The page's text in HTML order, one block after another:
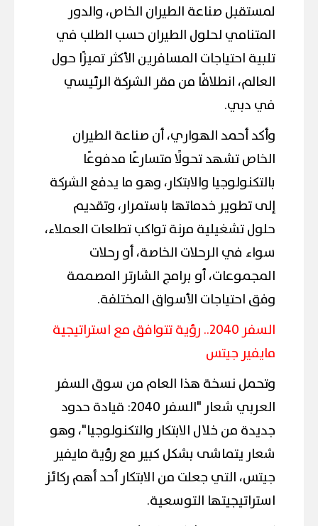
لمستقبل صناعة الطيران الخاص، والدور
المتنامي لحلول الطيران حسب الطلب في
تلبية احتياجات المسافرين الأكثر تميزًا حول
العالم، انطلاقًا من مقر الشركة الرئيسي
في دبي.
وأكد أحمد الهواري، أن صناعة الطيران
الخاص تشهد تحولًا متسارعًا مدفوعًا
بالتكنولوجيا والابتكار، وهو ما يدفع الشركة
إلى تطوير خدماتها باستمرار، وتقديم
حلول تشغيلية مرنة تواكب تطلعات العملاء،
سواء في الرحلات الخاصة، أو رحلات
المجموعات، أو برامج الشارتر المصممة
وفق احتياجات الأسواق المختلفة.
السفر 2040.. رؤية تتوافق مع استراتيجية
مايفير جيتس
وتحمل نسخة هذا العام من سوق السفر
العربي شعار "السفر 2040: قيادة حدود
جديدة من خلال الابتكار والتكنولوجيا"، وهو
شعار يتماشى بشكل كبير مع رؤية مايفير
جيتس، التي جعلت من الابتكار أحد أهم ركائز
استراتيجيتها التوسعية.